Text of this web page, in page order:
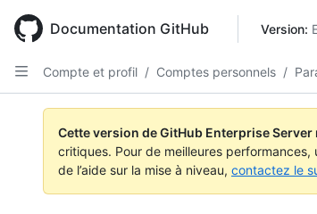
main
content
Documentation GitHub Version:
Compte et profil / Comptes personnels /
Cette version de GitHub Enterprise
critiques. Pour de meilleures
de l’aide sur la mise à niveau, contactez le